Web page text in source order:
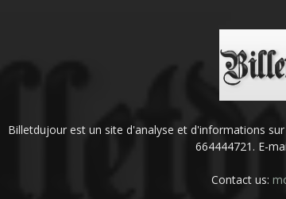
Billetdujour est un site d'analyse et d'informations
664444721. E-
Contact us: